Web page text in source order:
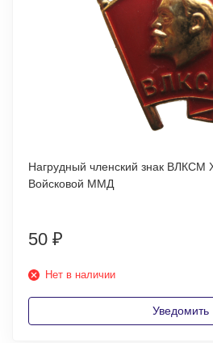
Нагрудный членский знак ВЛКСМ Холодная эмаль, винт.
Войсковой ММД
50 ₽
Нет в наличии
Уведомить